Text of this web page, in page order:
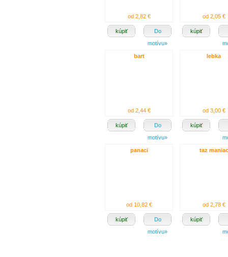
od 2,82 €
kúpiť
Do
motívu»
od 2,05 €
kúpiť
bart
od 2,44 €
kúpiť
Do
motívu»
lebka
od 3,00 €
kúpiť
panaci
od 10,82 €
kúpiť
Do
motívu»
taz maniac
od 2,78 €
kúpiť